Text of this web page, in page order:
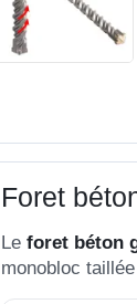
Foret
Leforet béton
monobloc